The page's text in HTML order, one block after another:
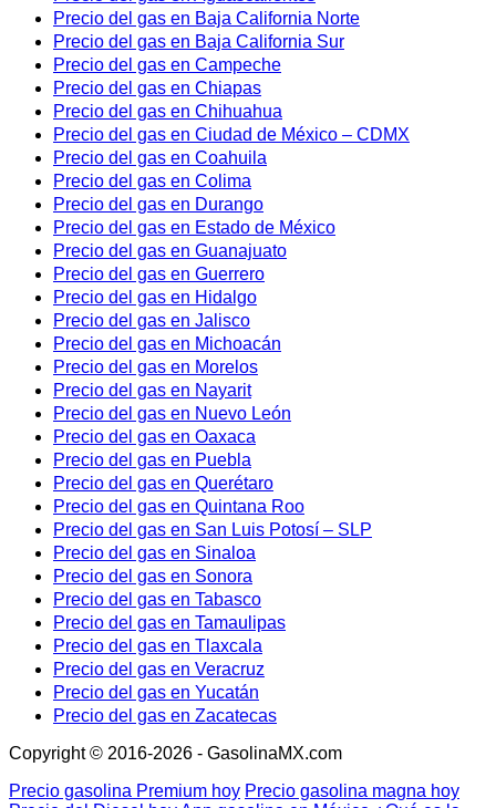
Precio del gas en Baja California Norte
Precio del gas en Baja California Sur
Precio del gas en Campeche
Precio del gas en Chiapas
Precio del gas en Chihuahua
Precio del gas en Ciudad de México – CDMX
Precio del gas en Coahuila
Precio del gas en Colima
Precio del gas en Durango
Precio del gas en Estado de México
Precio del gas en Guanajuato
Precio del gas en Guerrero
Precio del gas en Hidalgo
Precio del gas en Jalisco
Precio del gas en Michoacán
Precio del gas en Morelos
Precio del gas en Nayarit
Precio del gas en Nuevo León
Precio del gas en Oaxaca
Precio del gas en Puebla
Precio del gas en Querétaro
Precio del gas en Quintana Roo
Precio del gas en San Luis Potosí – SLP
Precio del gas en Sinaloa
Precio del gas en Sonora
Precio del gas en Tabasco
Precio del gas en Tamaulipas
Precio del gas en Tlaxcala
Precio del gas en Veracruz
Precio del gas en Yucatán
Precio del gas en Zacatecas
Copyright © 2016-2026 - GasolinaMX.com
Precio gasolina Premium hoy Precio gasolina magna hoy